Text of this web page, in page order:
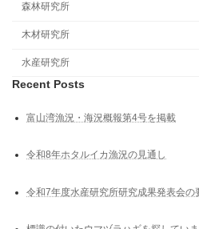
森林研究所
木材研究所
水産研究所
Recent Posts
富山湾漁況・海況概報第4号を掲載
令和8年ホタルイカ漁況の見通し
令和7年度水産研究所研究成果発表会の